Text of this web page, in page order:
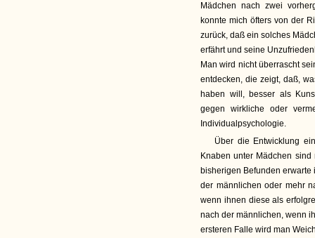
Mädchen nach zwei
konnte mich öfters von der
zurück, daß ein solches
erfährt und seine
Man wird nicht überrascht
entdecken, die zeigt, daß,
haben will, besser als
gegen wirkliche oder
Individualpsychologie.
Über die Entwicklung
Knaben unter Mädchen
bisherigen Befunden
der männlichen oder mehr
wenn ihnen diese als
nach der männlichen, wenn
ersteren Falle wird man